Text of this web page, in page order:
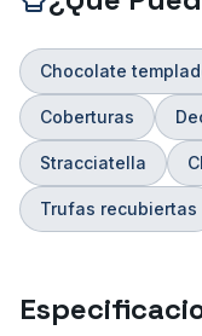
Chocolate
Coberturas
Stracciatella
Trufas recubiertas